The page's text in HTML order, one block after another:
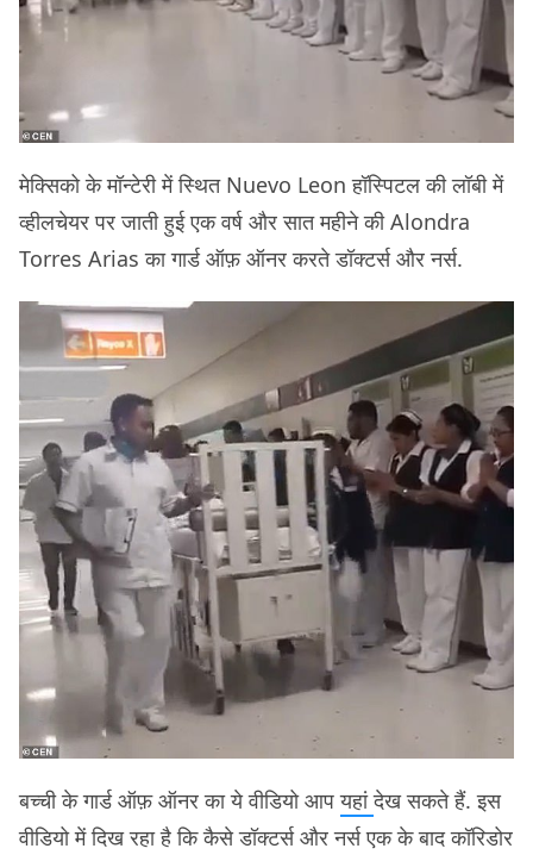
मेक्सिको के मॉन्टेरी में स्थित Nuevo Leon हॉस्पिटल की लॉबी में
व्हीलचेयर पर जाती हुई एक वर्ष और सात महीने की Alondra
Torres Arias का गार्ड ऑफ़ ऑनर करते डॉक्टर्स और नर्स.
बच्ची के गार्ड ऑफ़ ऑनर का ये वीडियो आपयहांदेख सकते हैं. इस
वीडियो में दिख रहा है कि कैसे डॉक्टर्स और नर्स एक के बाद कॉरिडोर